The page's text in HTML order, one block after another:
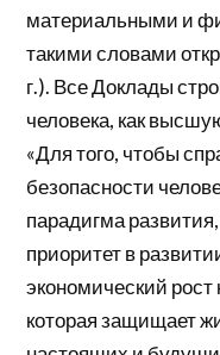
материальными и
такими словами
г.). Все Доклады
человека, как
«Для того, чтобы
безопасности
парадигма
приоритет в
экономический рост
которая защищает